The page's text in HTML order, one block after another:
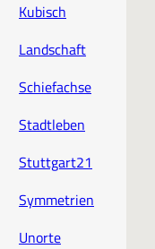
Kubisch
Landschaft
Schiefachse
Stadtleben
Stuttgart21
Symmetrien
Unorte